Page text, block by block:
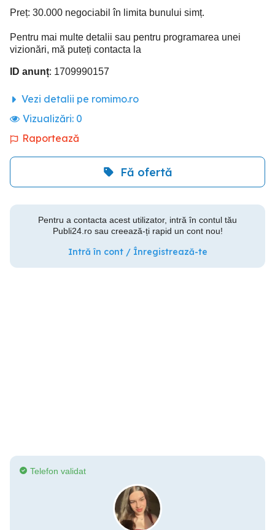
Preț: 30.000 negociabil în limita bunului simț.
Pentru mai multe detalii sau pentru programarea unei
vizionări, mă puteți contacta la
ID anunț: 1709990157
Vezi detalii pe romimo.ro
Vizualizări: 0
Raportează
Fă ofertă
Pentru a contacta acest utilizator, intră în contul tău
Publi24.ro sau creează-ți rapid un cont nou!
Intră în cont / Înregistrează-te
Telefon validat